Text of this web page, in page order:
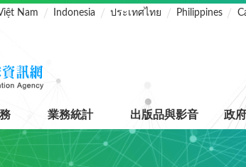
Nam Indonesia ประเทศไทย Philippines
業務統計 出版品與影音 政